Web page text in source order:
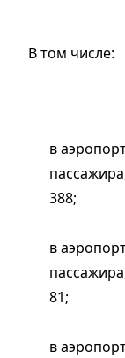
В том числе:
в
388;
в
81;
в